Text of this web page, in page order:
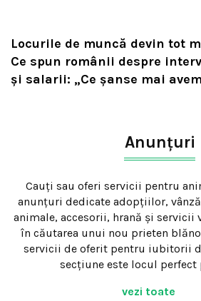
Locurile de muncă devin tot
Ce spun românii despre
și salarii: „Ce șanse mai
Anunțuri
Cauți sau oferi servicii pentru
anunțuri dedicate adopțiilor,
animale, accesorii, hrană și servicii
în căutarea unui nou prieten
servicii de oferit pentru iubitorii
secțiune este locul perfect
vezi toate